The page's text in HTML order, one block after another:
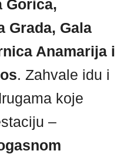
Gorica,
Grada, Gala
Anamarija i
. Zahvale idu i
koje
–